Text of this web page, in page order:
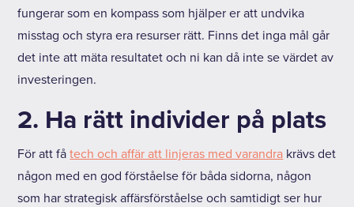
fungerar som en kompass som hjälper er att undvika
misstag och styra era resurser rätt. Finns det inga mål går
det inte att mäta resultatet och ni kan då inte se värdet av
investeringen.
2. Ha rätt individer på plats
För att fåtech och affär att linjeras med varandra krävs det
någon med en god förståelse för båda sidorna, någon
som har strategisk affärsförståelse och samtidigt ser hur